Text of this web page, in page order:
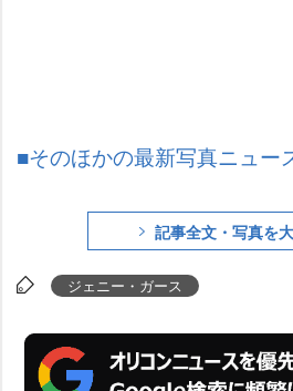
■そのほかの最新写真ニュー
記事全文・写真を
ジェニー・ガース